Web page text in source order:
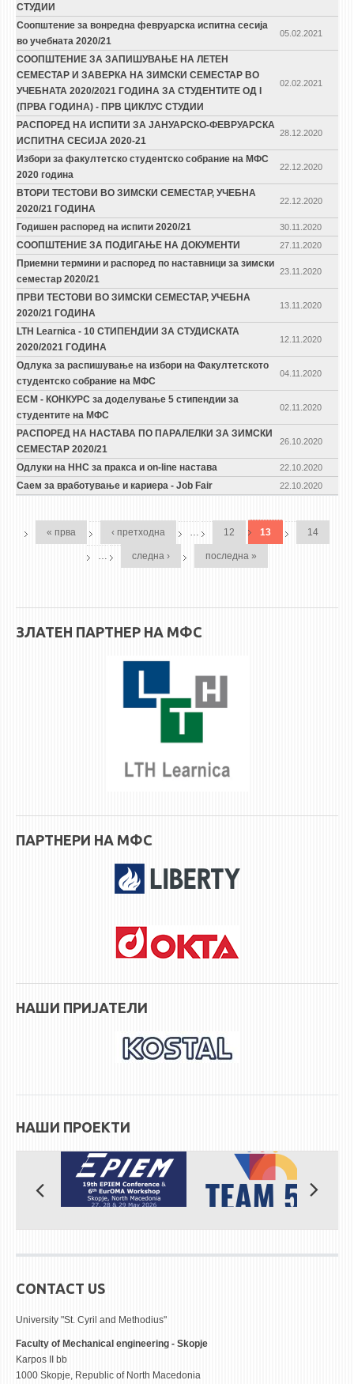
СТУДИИ
Соопштение за вонредна февруарска испитна сесија
во учебната 2020/21
05.02.2021
СООПШТЕНИЕ ЗА ЗАПИШУВАЊЕ НА ЛЕТЕН
СЕМЕСТАР И ЗАВЕРКА НА ЗИМСКИ СЕМЕСТАР ВО
УЧЕБНАТА 2020/2021 ГОДИНА ЗА СТУДЕНТИТЕ ОД I
(ПРВА ГОДИНА) - ПРВ ЦИКЛУС СТУДИИ
02.02.2021
РАСПОРЕД НА ИСПИТИ ЗА ЈАНУАРСКО-ФЕВРУАРСКА
ИСПИТНА СЕСИЈА 2020-21
28.12.2020
Избори за факултетско студентско собрание на МФС
2020 година
22.12.2020
ВТОРИ ТЕСТОВИ ВО ЗИМСКИ СЕМЕСТАР, УЧЕБНА
2020/21 ГОДИНА
22.12.2020
Годишен распоред на испити 2020/21 30.11.2020
СООПШТЕНИЕ ЗА ПОДИГАЊЕ НА ДОКУМЕНТИ 27.11.2020
Приемни термини и распоред по наставници за зимски
семестар 2020/21
23.11.2020
ПРВИ ТЕСТОВИ ВО ЗИМСКИ СЕМЕСТАР, УЧЕБНА
2020/21 ГОДИНА
13.11.2020
LTH Learnica - 10 СТИПЕНДИИ ЗА СТУДИСКАТА
2020/2021 ГОДИНА
12.11.2020
Одлука за распишување на избори на Факултетското
студентско собрание на МФС
04.11.2020
ЕСМ - КОНКУРС за доделување 5 стипендии за
студентите на МФС
02.11.2020
РАСПОРЕД НА НАСТАВА ПО ПАРАЛЕЛКИ ЗА ЗИМСКИ
СЕМЕСТАР 2020/21
26.10.2020
Одлуки на ННС за пракса и on-line настава 22.10.2020
Саем за вработување и кариера - Job Fair 22.10.2020
« прва ‹ претходна … 12 13 14
… следна › последна »
ЗЛАТЕН ПАРТНЕР НА МФС
ПАРТНЕРИ НА МФС
НАШИ ПРИЈАТЕЛИ
НАШИ ПРОЕКТИ
CONTACT US
University "St. Cyril and Methodius"
Faculty of Mechanical engineering - Skopje
Karpos II bb
1000 Skopje, Republic of North Macedonia